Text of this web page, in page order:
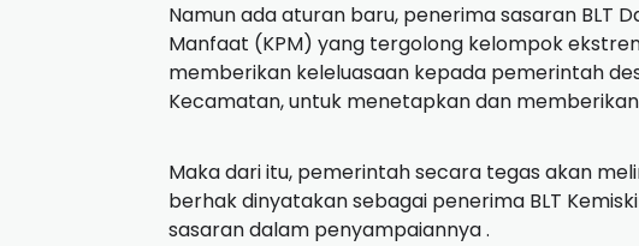
Namun ada aturan baru, penerima sasaran BLT
Manfaat (KPM) yang tergolong kelompok
memberikan keleluasaan kepada pemerintah
Kecamatan, untuk menetapkan dan memberikan
Maka dari itu, pemerintah secara tegas akan
berhak dinyatakan sebagai penerima BLT
sasaran dalam penyampaiannya .